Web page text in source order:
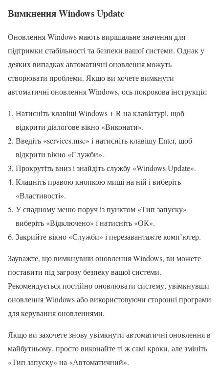
Вимкнення Windows Update
Оновлення Windows мають вирішальне значення для
підтримки стабільності та безпеки вашої системи. Однак у
деяких випадках автоматичні оновлення можуть
створювати проблеми. Якщо ви хочете вимкнути
автоматичні оновлення Windows, ось покрокова інструкція:
Натисніть клавіші Windows + R на клавіатурі, щоб
відкрити діалогове вікно «Виконати».
Введіть «services.msc» і натисніть клавішу Enter, щоб
відкрити вікно «Служби».
Прокрутіть вниз і знайдіть службу «Windows Update».
Клацніть правою кнопкою миші на ній і виберіть
«Властивості».
У спадному меню поруч із пунктом «Тип запуску»
виберіть «Відключено» і натисніть «ОК».
Закрийте вікно «Служби» і перезавантажте комп’ютер.
Зауважте, що вимкнувши оновлення Windows, ви можете
поставити під загрозу безпеку вашої системи.
Рекомендується постійно оновлювати систему, увімкнувши
оновлення Windows або використовуючи сторонні програми
для керування оновленнями.
Якщо ви захочете знову увімкнути автоматичні оновлення в
майбутньому, просто виконайте ті ж самі кроки, але змініть
«Тип запуску» на «Автоматичний».